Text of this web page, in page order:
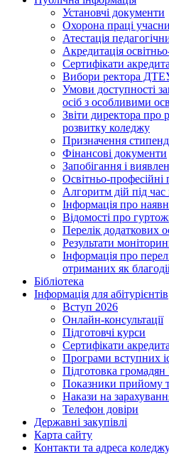
Установчі документи
Охорона праці
Атестація
Акредитація
Сертифікати
Вибори ректора
Умови доступності
осіб з особливими
Звіти директора про
розвитку коледжу
Призначення
Фінансові документи
Запобігання і
Освітньо-професійні
Алгоритм дій під час
Інформація про
Відомості про
Перелік додаткових
Результати
Інформація про
отриманих як
Бібліотека
Інформація для абітурієнтів
Вступ 2026
Онлайн-консультації
Підготовчі курси
Сертифікати
Програми вступних
Підготовка
Показники прийому
Накази на
Телефон довіри
Державні закупівлі
Карта сайту
Контакти та адреса